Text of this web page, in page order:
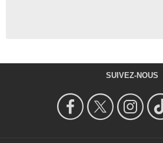
SUIVEZ-NOUS